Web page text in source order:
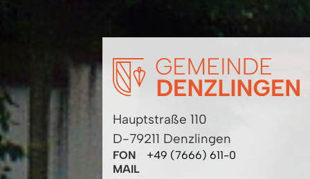
Hauptstraße 110
D-79211 Denzlingen
FON
+49 (7666) 611-0
MAIL